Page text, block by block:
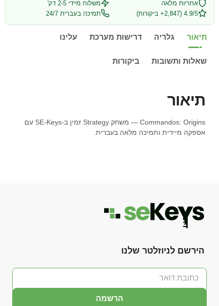
אחריות מלאה
משלוח מיידי 2-5 דק'
4.9/5 (2,847+ ביקורות)
תמיכה בעברית 24/7
תיאור גלריה דרישות מערכת עלינו
שאלות ותשובות ביקורות
תיאור
Commandos: Origins — משחק Strategy זמין ב-SE-Keys עם
אספקה מיידית ותמיכה מלאה בעברית.
הירשם לניוזלטר שלנו
הרשמה